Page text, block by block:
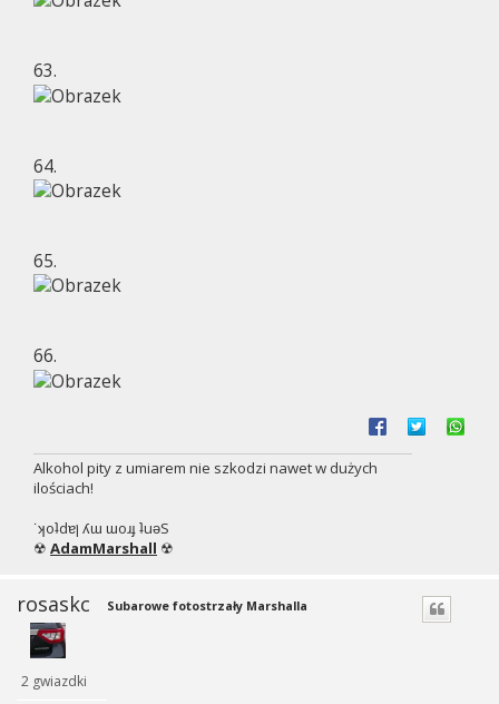
63.
64.
65.
66.
Alkohol pity z umiarem nie szkodzi nawet w dużych
ilościach!
˙ʞoʇdɐן ʎɯ ɯoɹɟ ʇuǝS
☢ AdamMarshall ☢
rosaskc
2 gwiazdki
Subarowe fotostrzały Marshalla